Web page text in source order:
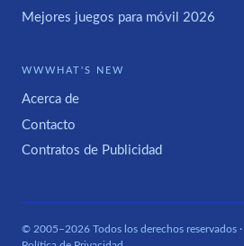
Mejores juegos para móvil 2026
WWWHAT'S NEW
Acerca de
Contacto
Contratos de Publicidad
© 2005–2026 Todos los derechos reservados ·